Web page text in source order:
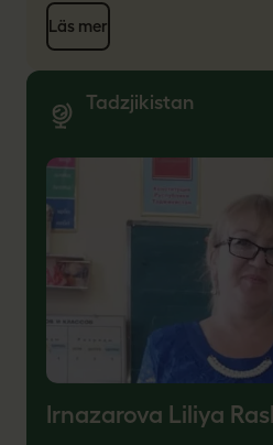
Läs mer
Tadzjikistan
Irnazarova Liliya